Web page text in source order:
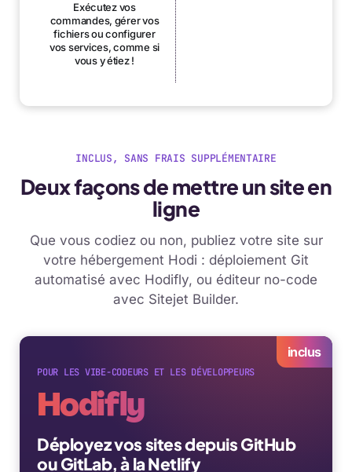
Exécutez vos
commandes, gérer vos
fichiers ou configurer
vos services, comme si
vous y étiez !
INCLUS, SANS FRAIS SUPPLÉMENTAIRE
Deux façons de mettre un site en
ligne
Que vous codiez ou non, publiez votre site sur
votre hébergement Hodi : déploiement Git
automatisé avec Hodifly, ou éditeur no-code
avec Sitejet Builder.
inclus
POUR LES VIBE-CODEURS ET LES DÉVELOPPEURS
Hodifly
Déployez vos sites depuis GitHub
ou GitLab, à la Netlify